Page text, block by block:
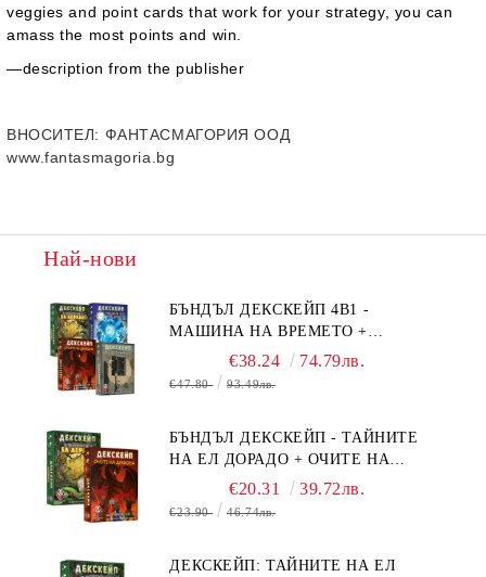
veggies and point cards that work for your strategy, you can
amass the most points and win.
—description from the publisher
ВНОСИТЕЛ: ФАНТАСМАГОРИЯ ООД
www.fantasmagoria.bg
Най-нови
БЪНДЪЛ ДЕКСКЕЙП 4В1 -
МАШИНА НА ВРЕМЕТО +
БЯГСТВО ОТ АЛКАТРАЗ +
ТАЙНИТЕ НА ЕЛ ДОРАДО +
€38.24 74.79лв.
€47.80 93.49лв.
БЪНДЪЛ ДЕКСКЕЙП - ТАЙНИТЕ
НА ЕЛ ДОРАДО + ОЧИТЕ НА
ДРАКОНА€20.31 39.72лв.
€23.90 46.74лв.
ДЕКСКЕЙП: ТАЙНИТЕ НА ЕЛ